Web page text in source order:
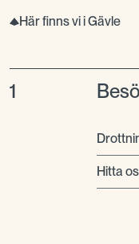
Här finns vi i Gävle
1
Hitta